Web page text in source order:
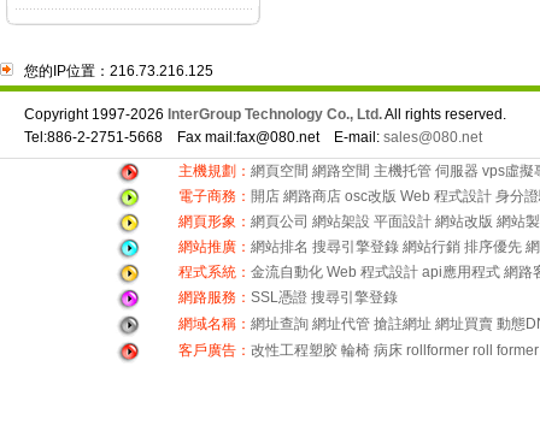
您的IP位置：216.73.216.125
Copyright 1997-2026 InterGroup Technology Co., Ltd.All rights reserved.
Tel:886-2-2751-5668 Fax mail:fax@080.net E-mail: sales@080.net
主機規劃： 網頁空間 網路空間 主機托管 伺服器 vps虛擬
電子商務： 開店 網路商店 osc改版 Web 程式設計 身分
網頁形象： 網頁公司 網站架設 平面設計 網站改版 網站
網站推廣： 網站排名 搜尋引擎登錄 網站行銷 排序優先
程式系統： 金流自動化 Web 程式設計 api應用程式 網路
網路服務： SSL憑證 搜尋引擎登錄
網域名稱： 網址查詢 網址代管 搶註網址 網址買賣 動態
客戶廣告： 改性工程塑胶 輪椅 病床 rollformer roll former